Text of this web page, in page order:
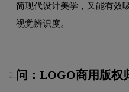
简现代设计美学，又能有效
视觉辨识度。
2. 问：LOGO商用版权